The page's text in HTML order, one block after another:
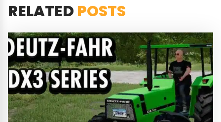
RELATED POSTS